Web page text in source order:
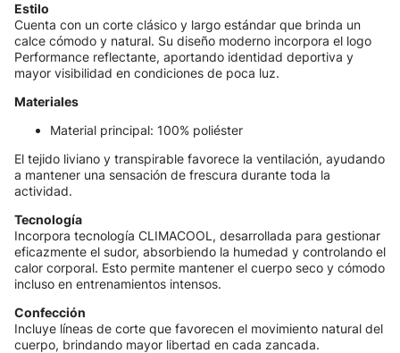
Estilo
Cuenta con un corte clásico y largo estándar que brinda un
calce cómodo y natural. Su diseño moderno incorpora el logo
Performance reflectante, aportando identidad deportiva y
mayor visibilidad en condiciones de poca luz.
Materiales
Material principal: 100% poliéster
El tejido liviano y transpirable favorece la ventilación, ayudando
a mantener una sensación de frescura durante toda la
actividad.
Tecnología
Incorpora tecnología CLIMACOOL, desarrollada para gestionar
eficazmente el sudor, absorbiendo la humedad y controlando el
calor corporal. Esto permite mantener el cuerpo seco y cómodo
incluso en entrenamientos intensos.
Confección
Incluye líneas de corte que favorecen el movimiento natural del
cuerpo, brindando mayor libertad en cada zancada.